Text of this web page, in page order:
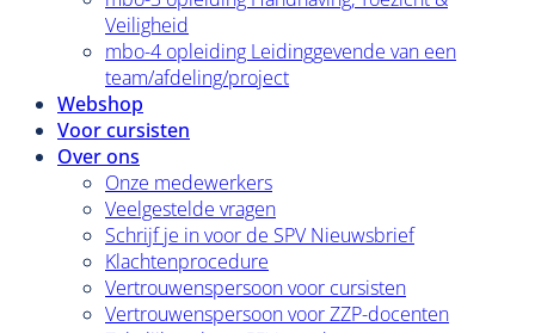
Veiligheid
mbo-4 opleiding Leidinggevende van een
team/afdeling/project
Webshop
Voor cursisten
Over ons
Onze medewerkers
Veelgestelde vragen
Schrijf je in voor de SPV Nieuwsbrief
Klachtenprocedure
Vertrouwenspersoon voor cursisten
Vertrouwenspersoon voor ZZP-docenten